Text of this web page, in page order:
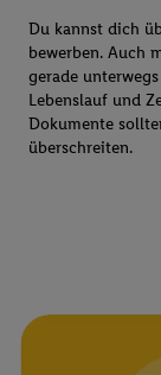
Du kannst dich
bewerben. Auch
gerade
Lebenslauf und
Dokumente
überschreiten.